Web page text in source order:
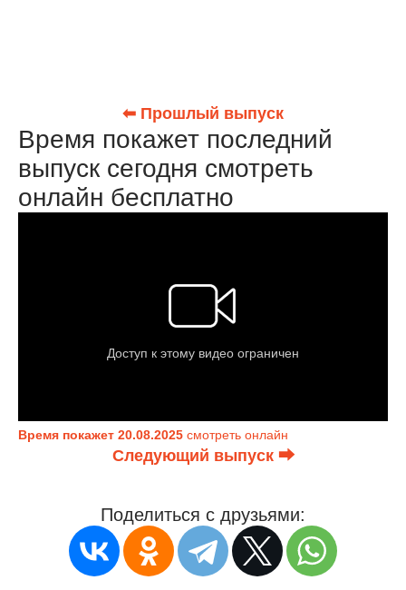
⬅ Прошлый выпуск
Время покажет последний
выпуск сегодня смотреть
онлайн бесплатно
Время покажет 20.08.2025 смотреть онлайн
Следующий выпуск ⮕
Поделиться с друзьями: